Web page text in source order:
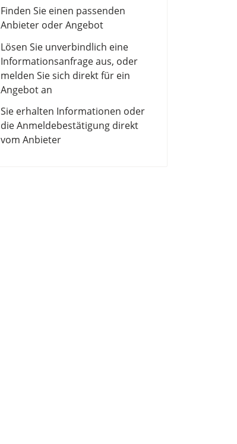
Finden Sie einen passenden
Anbieter oder Angebot
Lösen Sie unverbindlich eine
Informationsanfrage aus, oder
melden Sie sich direkt für ein
Angebot an
Sie erhalten Informationen oder
die Anmeldebestätigung direkt
vom Anbieter